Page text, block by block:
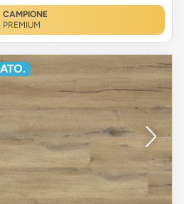
CAMPIONE
PREMIUM